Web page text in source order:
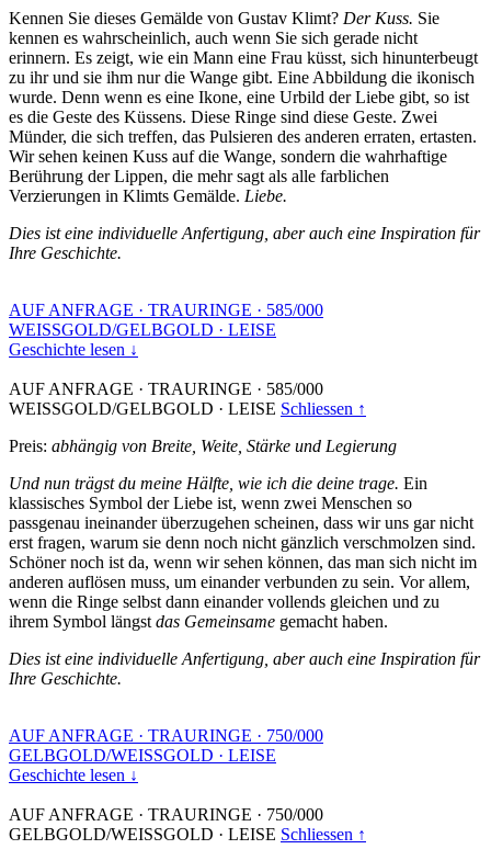
Kennen Sie dieses Gemälde von Gustav Klimt? Der Kuss. Sie
kennen es wahrscheinlich, auch wenn Sie sich gerade nicht
erinnern. Es zeigt, wie ein Mann eine Frau küsst, sich hinunterbeugt
zu ihr und sie ihm nur die Wange gibt. Eine Abbildung die ikonisch
wurde. Denn wenn es eine Ikone, eine Urbild der Liebe gibt, so ist
es die Geste des Küssens. Diese Ringe sind diese Geste. Zwei
Münder, die sich treffen, das Pulsieren des anderen erraten, ertasten.
Wir sehen keinen Kuss auf die Wange, sondern die wahrhaftige
Berührung der Lippen, die mehr sagt als alle farblichen
Verzierungen in Klimts Gemälde. Liebe.
Dies ist eine individuelle Anfertigung, aber auch eine Inspiration für
Ihre Geschichte.
AUF ANFRAGE · TRAURINGE · 585/000
WEISSGOLD/GELBGOLD · LEISE
Geschichte lesen ↓
AUF ANFRAGE · TRAURINGE · 585/000
WEISSGOLD/GELBGOLD · LEISE Schliessen ↑
Preis: abhängig von Breite, Weite, Stärke und Legierung
Und nun trägst du meine Hälfte, wie ich die deine trage. Ein
klassisches Symbol der Liebe ist, wenn zwei Menschen so
passgenau ineinander überzugehen scheinen, dass wir uns gar nicht
erst fragen, warum sie denn noch nicht gänzlich verschmolzen sind.
Schöner noch ist da, wenn wir sehen können, das man sich nicht im
anderen auflösen muss, um einander verbunden zu sein. Vor allem,
wenn die Ringe selbst dann einander vollends gleichen und zu
ihrem Symbol längst das Gemeinsame gemacht haben.
Dies ist eine individuelle Anfertigung, aber auch eine Inspiration für
Ihre Geschichte.
AUF ANFRAGE · TRAURINGE · 750/000
GELBGOLD/WEISSGOLD · LEISE
Geschichte lesen ↓
AUF ANFRAGE · TRAURINGE · 750/000
GELBGOLD/WEISSGOLD · LEISE Schliessen ↑